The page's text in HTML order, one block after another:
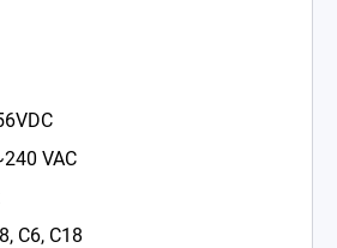
VAC
C6, C18